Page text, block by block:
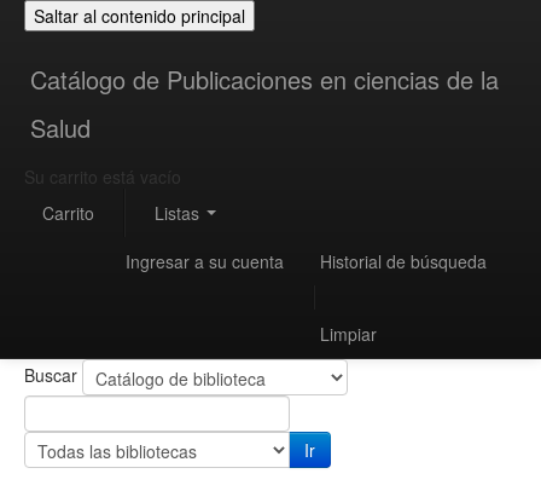
Saltar al contenido principal
Catálogo de Publicaciones en ciencias de la
Salud
Su carrito está vacío
Carrito
Listas
Ingresar a su cuenta
Historial de búsqueda
Limpiar
Buscar
Ir